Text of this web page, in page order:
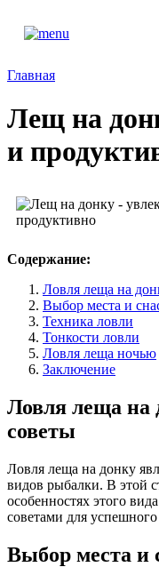
Главная
Лещ на
и
Содержание:
Ловля леща на
Выбор места и
Техника ловли
Тонкости ловли
Ловля леща ночью
Заключение
Ловля леща на
советы
Ловля леща на донку
видов рыбалки. В этой
особенностях этого
советами для
Выбор места и